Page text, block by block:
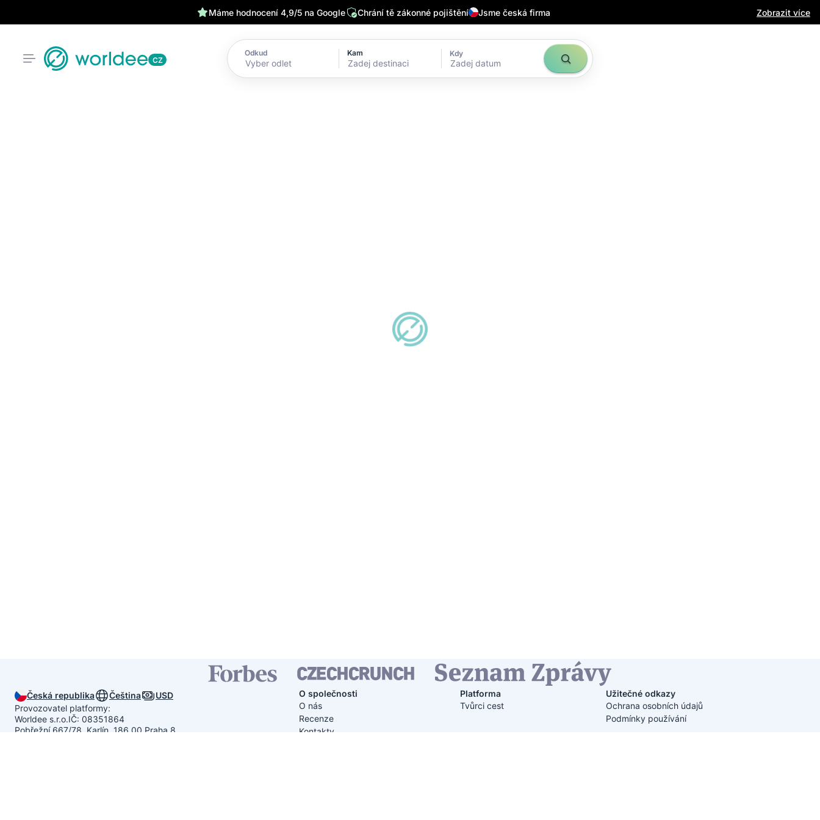
Máme hodnocení 4,9/5 na Google Chrání tě zákonné pojištění Jsme česká firma Zobrazit více
CZ
Odkud Kam Kdy
Zadej datum
Česká republika Čeština
USD
Provozovatel platformy:
Worldee s.r.o.IČ: 08351864
Pobřežní 667/78, Karlín, 186 00 Praha 8
O společnosti
O nás
Recenze
Kontakty
Platforma
Tvůrci cest
Užitečné odkazy
Ochrana osobních údajů
Podmínky používání